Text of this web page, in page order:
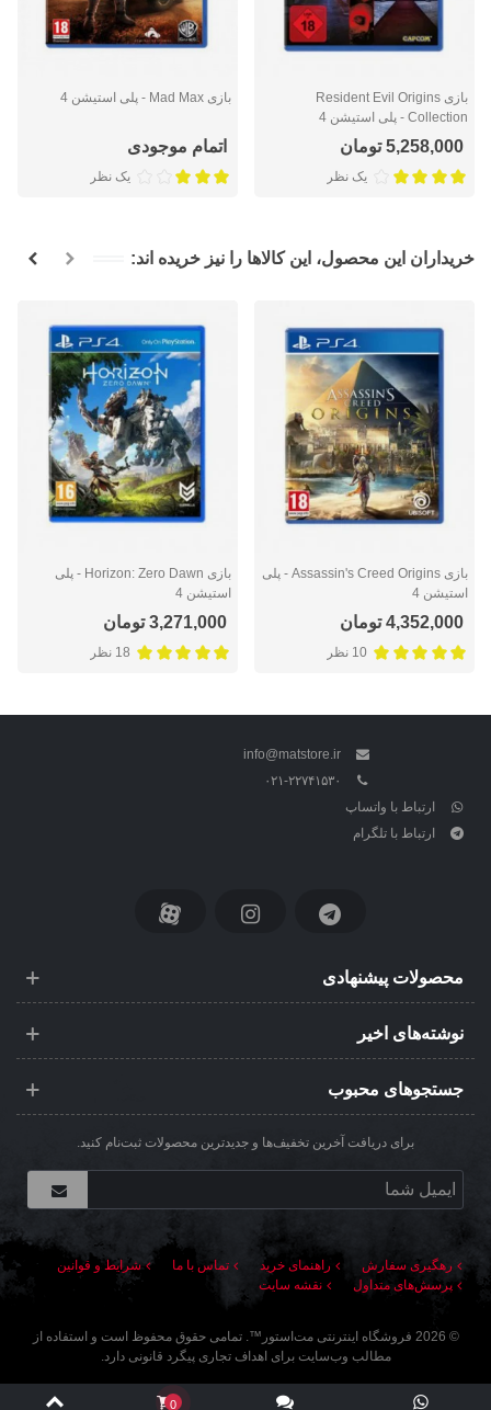
بازی Resident Evil Origins
Collection - پلی استیشن 4
5,258,000 تومان
یک نظر
بازی Mad Max - پلی استیشن 4
اتمام موجودی
یک نظر
خریداران این محصول، این کالاها را نیز خریده اند:
بازی Assassin's Creed Origins - پلی
استیشن 4
4,352,000 تومان
10 نظر
بازی Horizon: Zero Dawn - پلی
استیشن 4
3,271,000 تومان
18 نظر
info@matstore.ir
۰۲۱-۲۲۷۴۱۵۳۰
ارتباط با واتساپ
ارتباط با تلگرام
محصولات پیشنهادی
نوشته‌های اخیر
جستجوهای محبوب
برای دریافت آخرین تخفیف‌ها و جدیدترین محصولات ثبت‌نام کنید.
رهگیری سفارش راهنمای خرید تماس با ما
شرایط و قوانین
پرسش‌های متداول
نقشه سایت
©
2026 فروشگاه اینترنتی مت‌استور ™. تمامی حقوق محفوظ است و استفاده از
مطالب وب‌سایت برای اهداف تجاری پیگرد قانونی دارد.
0